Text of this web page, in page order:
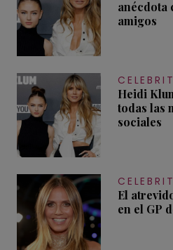
anécdota
amigos
Heidi
todas las
sociales
El
en el GP